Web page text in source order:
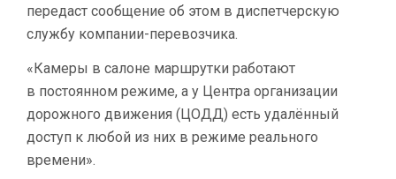
передаст сообщение об этом в диспетчерскую
службу компании-перевозчика.
«Камеры в салоне маршрутки работают
в постоянном режиме, а у Центра организации
дорожного движения (ЦОДД) есть удалённый
доступ к любой из них в режиме реального
времени».